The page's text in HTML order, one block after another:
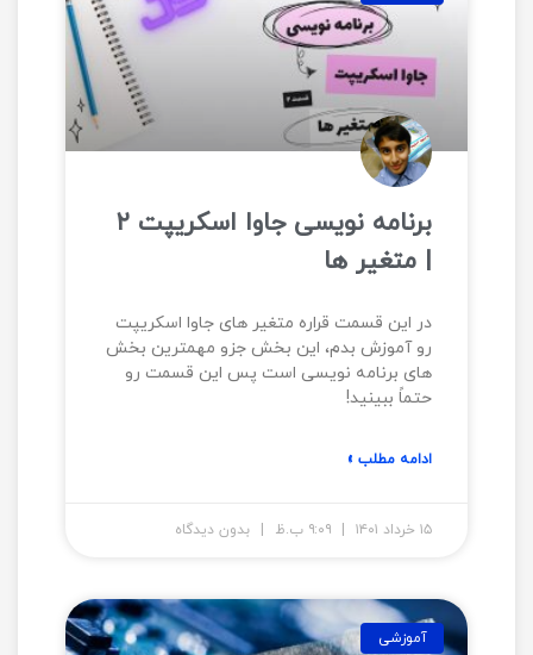
برنامه نویسی جاوا اسکریپت ۲
| متغیر ها
در این قسمت قراره متغیر های جاوا اسکریپت
رو آموزش بدم، این بخش جزو مهمترین بخش
های برنامه نویسی است پس این قسمت رو
حتماً ببینید!
ادامه مطلب »
۱۵ خرداد ۱۴۰۱ بدون دیدگاه
آموزشی